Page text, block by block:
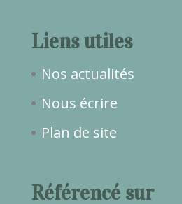
Liens utiles
Nos actualités
Nous écrire
Plan de site
Référencé sur